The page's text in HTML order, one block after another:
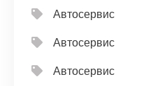
Автосервис
Автосервис
Автосервис